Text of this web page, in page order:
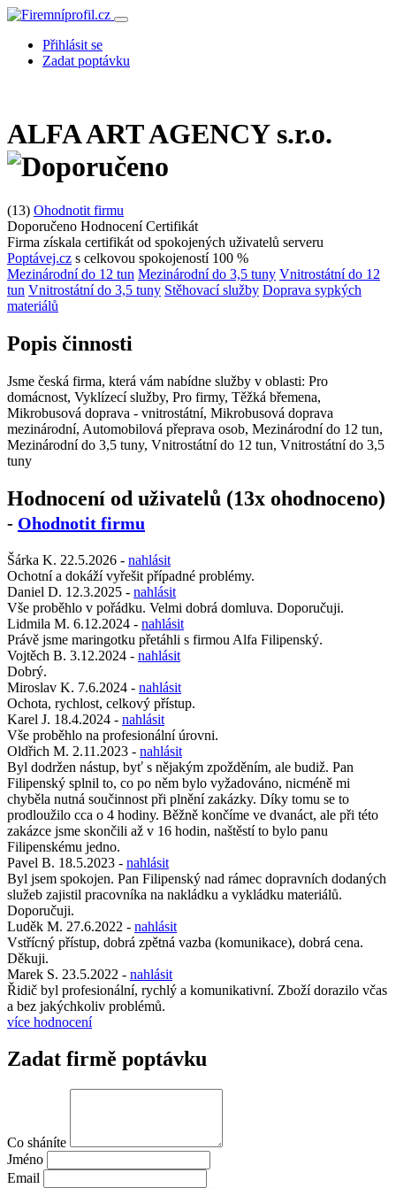
Přihlásit se
Zadat poptávku
ALFA ART AGENCY s.r.o.
(13) Ohodnotit firmu
Doporučeno Hodnocení Certifikát
Firma získala certifikát od spokojených uživatelů serveru
Poptávej.cz s celkovou spokojeností 100 %
Mezinárodní do 12 tun Mezinárodní do 3,5 tuny Vnitrostátní do 12
tun Vnitrostátní do 3,5 tuny Stěhovací služby Doprava sypkých
materiálů
Popis činnosti
Jsme česká firma, která vám nabídne služby v oblasti: Pro
domácnost, Vyklízecí služby, Pro firmy, Těžká břemena,
Mikrobusová doprava - vnitrostátní, Mikrobusová doprava
mezinárodní, Automobilová přeprava osob, Mezinárodní do 12 tun,
Mezinárodní do 3,5 tuny, Vnitrostátní do 12 tun, Vnitrostátní do 3,5
tuny
Hodnocení od uživatelů (13x ohodnoceno)
- Ohodnotit firmu
Šárka K. 22.5.2026 - nahlásit
Ochotní a dokáží vyřešit případné problémy.
Daniel D. 12.3.2025 - nahlásit
Vše proběhlo v pořádku. Velmi dobrá domluva. Doporučuji.
Lidmila M. 6.12.2024 - nahlásit
Právě jsme maringotku přetáhli s firmou Alfa Filipenský.
Vojtěch B. 3.12.2024 - nahlásit
Dobrý.
Miroslav K. 7.6.2024 - nahlásit
Ochota, rychlost, celkový přístup.
Karel J. 18.4.2024 - nahlásit
Vše proběhlo na profesionální úrovni.
Oldřich M. 2.11.2023 - nahlásit
Byl dodržen nástup, byť s nějakým zpožděním, ale budiž. Pan
Filipenský splnil to, co po něm bylo vyžadováno, nicméně mi
chyběla nutná součinnost při plnění zakázky. Díky tomu se to
prodloužilo cca o 4 hodiny. Běžně končíme ve dvanáct, ale při této
zakázce jsme skončili až v 16 hodin, naštěstí to bylo panu
Filipenskému jedno.
Pavel B. 18.5.2023 - nahlásit
Byl jsem spokojen. Pan Filipenský nad rámec dopravních dodaných
služeb zajistil pracovníka na nakládku a vykládku materiálů.
Doporučuji.
Luděk M. 27.6.2022 - nahlásit
Vstřícný přístup, dobrá zpětná vazba (komunikace), dobrá cena.
Děkuji.
Marek S. 23.5.2022 - nahlásit
Řidič byl profesionální, rychlý a komunikativní. Zboží dorazilo včas
a bez jakýchkoliv problémů.
více hodnocení
Zadat firmě poptávku
Co sháníte
Jméno
Email